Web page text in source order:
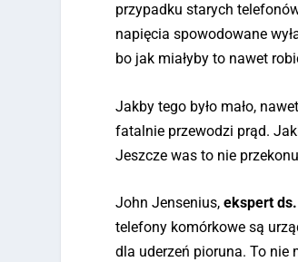
przypadku starych
napięcia spowodowane
bo jak miałyby to nawet
Jakby tego było mało,
fatalnie przewodzi prąd.
Jeszcze was to nie
John Jensenius,ekspert
telefony komórkowe są
dla uderzeń pioruna. To nie